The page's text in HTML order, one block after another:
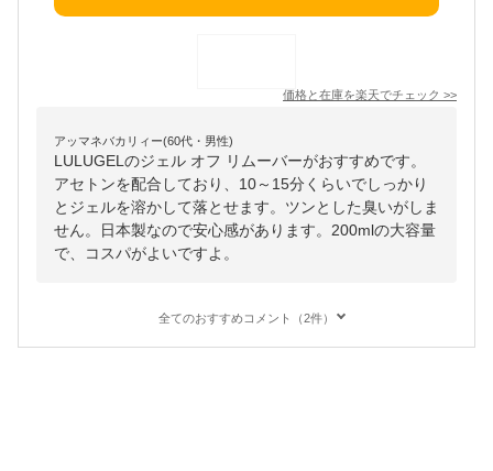
価格と在庫を楽天でチェック >>
アッマネバカリィー(60代・男性)
LULUGELのジェル オフ リムーバーがおすすめです。
アセトンを配合しており、10～15分くらいでしっかり
とジェルを溶かして落とせます。ツンとした臭いがしま
せん。日本製なので安心感があります。200mlの大容量
で、コスパがよいですよ。
全てのおすすめコメント（2件）